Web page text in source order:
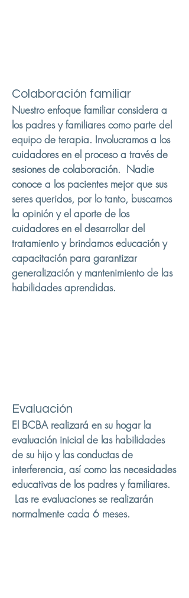
Colaboración familiar
Nuestro enfoque familiar considera a
los padres y familiares como parte del
equipo de terapia. Involucramos a los
cuidadores en el proceso a través de
sesiones de colaboración. Nadie
conoce a los pacientes mejor que sus
seres queridos, por lo tanto, buscamos
la opinión y el aporte de los
cuidadores en el desarrollar del
tratamiento y brindamos educación y
capacitación para garantizar
generalización y mantenimiento de las
habilidades aprendidas.
Evaluación
El BCBA realizará en su hogar la
evaluación inicial de las habilidades
de su hijo y las conductas de
interferencia, así como las necesidades
educativas de los padres y familiares.
Las re evaluaciones se realizarán
normalmente cada 6 meses.